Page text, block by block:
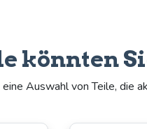
könnten
Auswahl von Teile, die